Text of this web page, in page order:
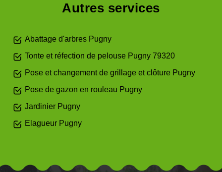
Autres services
Abattage d'arbres Pugny
Tonte et réfection de pelouse Pugny 79320
Pose et changement de grillage et clôture Pugny
Pose de gazon en rouleau Pugny
Jardinier Pugny
Elagueur Pugny